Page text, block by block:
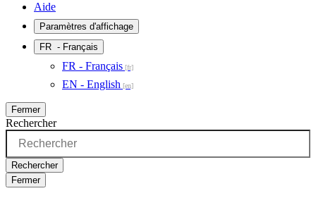
Aide
Paramètres d'affichage
FR - Français
FR - Français
EN - English
Fermer
Rechercher
Rechercher
Fermer